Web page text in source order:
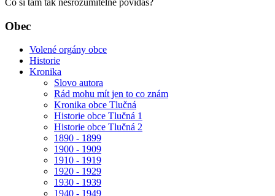
Obec
Volené orgány obce
Historie
Kronika
Slovo autora
Rád mohu mít jen to co znám
Kronika obce Tlučná
Historie obce Tlučná 1
Historie obce Tlučná 2
1890 - 1899
1900 - 1909
1910 - 1919
1920 - 1929
1930 - 1939
1940 - 1949